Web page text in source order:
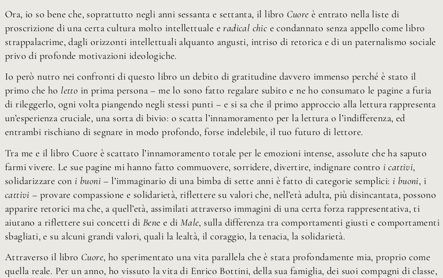
Ora, io so bene che, soprattutto negli anni sessanta e settanta, il libro Cuore è entrato nella liste di
proscrizione di una certa cultura molto intellettuale eradical chic e condannato senza appello come libro
strappalacrime, dagli orizzonti intellettuali alquanto angusti, intriso di retorica e di un paternalismo sociale
privo di profonde motivazioni ideologiche.
Io però nutro nei confronti di questo libro un debito di gratitudine davvero immenso perché è stato il
primo che ho letto in prima persona – me lo sono fatto regalare subito e ne ho consumato le pagine a furia
di rileggerlo, ogni volta piangendo negli stessi punti – e si sa che il primo approccio alla lettura rappresenta
un’esperienza cruciale, una sorta di bivio: o scatta l’innamoramento per la lettura o l’indifferenza, ed
entrambi rischiano di segnare in modo profondo, forse indelebile, il tuo futuro di lettore.
Tra me e il libro Cuore è scattato l’innamoramento totale per le emozioni intense, assolute che ha saputo
farmi vivere. Le sue pagine mi hanno fatto commuovere, sorridere, divertire, indignare contro i cattivi,
solidarizzare coni buoni – l’immaginario di una bimba di sette anni è fatto di categorie semplici:i buoni, i
cattivi – provare compassione e solidarietà, riflettere su valori che, nell’età adulta, più disincantata, possono
apparire retorici ma che, a quell’età, assimilati attraverso immagini di una certa forza rappresentativa, ti
aiutano a riflettere sui concetti di Bene e di Male, sulla differenza tra comportamenti giusti e comportamenti
sbagliati, e su alcuni grandi valori, quali la lealtà, il coraggio, la tenacia, la solidarietà.
Attraverso il libro Cuore, ho sperimentato una vita parallela che è stata profondamente mia, proprio come
quella reale. Per un anno, ho vissuto la vita di Enrico Bottini, della sua famiglia, dei suoi compagni di classe,